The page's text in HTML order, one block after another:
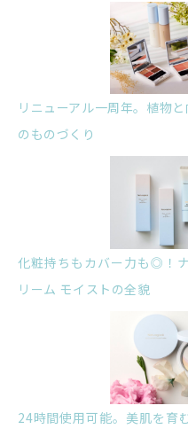
リニューアル一周年。植物
のものづくり
化粧持ちもカバー力も◎！
リーム モイストの全貌
24時間使用可能。美肌を育